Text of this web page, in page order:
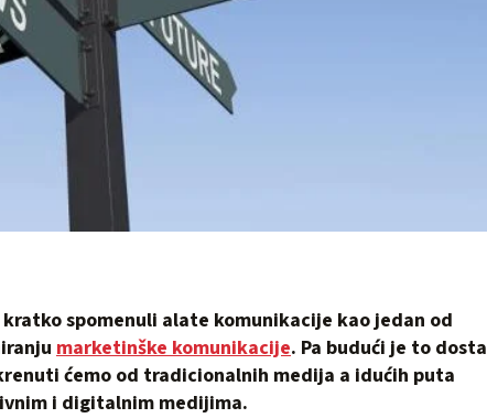
spomenuli alate komunikacije kao jedan od
marketinške komunikacije. Pa budući je to dosta
ćemo od tradicionalnih medija a idućih puta
i digitalnim medijima.